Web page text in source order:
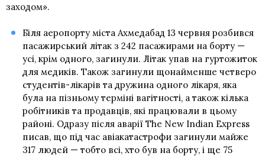
заходом».
Біля аеропорту міста Ахмедабад 13 червня розбився
пасажирський літак з 242 пасажирами на борту —
усі, крім одного, загинули. Літак упав на гуртожиток
для медиків. Також загинули щонайменше четверо
студентів-лікарів та дружина одного лікаря, яка
була на пізньому терміні вагітності, а також кілька
робітників та продавців, які працювали в цьому
районі. Одразу після аварії The New Indian Express
писав, що під час авіакатастрофи загинули майже
317 людей — тобто всі, хто був на борту, і ще 75